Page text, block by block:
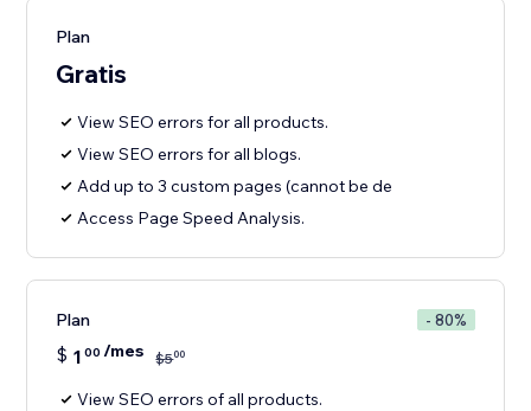
Plan
Gratis
View SEO errors for all products.
View SEO errors for all blogs.
Add up to 3 custom pages (cannot be de
Access Page Speed Analysis.
Plan - 80%
$ 1 00 /mes $500
View SEO errors of all products.